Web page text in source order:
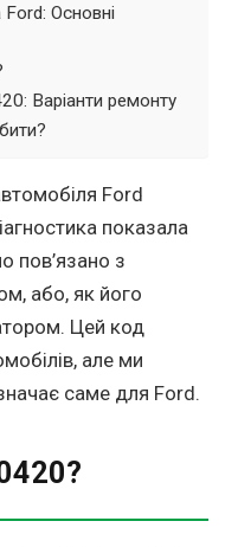
Основні
Варіанти ремонту
Ford
показала
пов’язано з
або, як його
Цей код
але ми
саме для Ford.